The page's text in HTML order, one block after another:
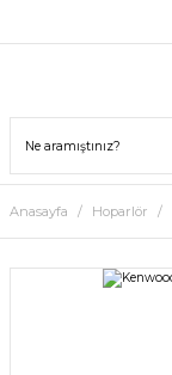
Anasayfa Hoparlör